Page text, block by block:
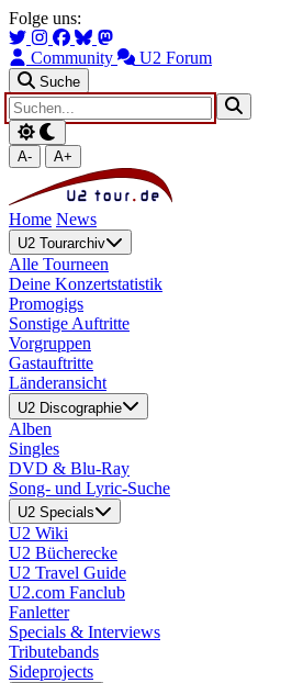
Zum Hauptinhalt springen
Zur Navigation springen
Folge uns:
Community U2 Forum
Suche
A- A+
Home News
U2 Tourarchiv
Alle Tourneen
Deine Konzertstatistik
Promogigs
Sonstige Auftritte
Vorgruppen
Gastauftritte
Länderansicht
U2 Discographie
Alben
Singles
DVD & Blu-Ray
Song- und Lyric-Suche
U2 Specials
U2 Wiki
U2 Bücherecke
U2 Travel Guide
U2.com Fanclub
Fanletter
Specials & Interviews
Tributebands
Sideprojects